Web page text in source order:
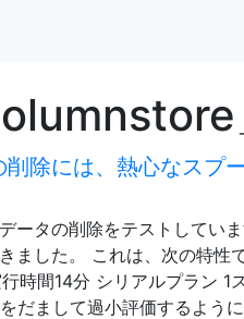
除には、熱心なスプ
ータの削除をテストしてい
ました。 これは、次の特性
時間14分 シリアルプラン 1
だまして過小評価するよう